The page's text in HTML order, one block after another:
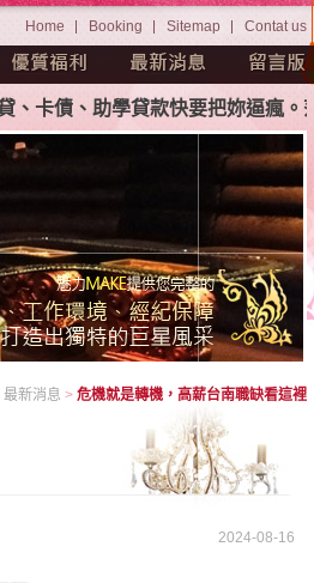
Home Booking Sitemap Contat us
助學貸款快要把妳逼瘋。茫
最新消息 > 危機就是轉機，高薪台南職缺看這裡
2024-08-16